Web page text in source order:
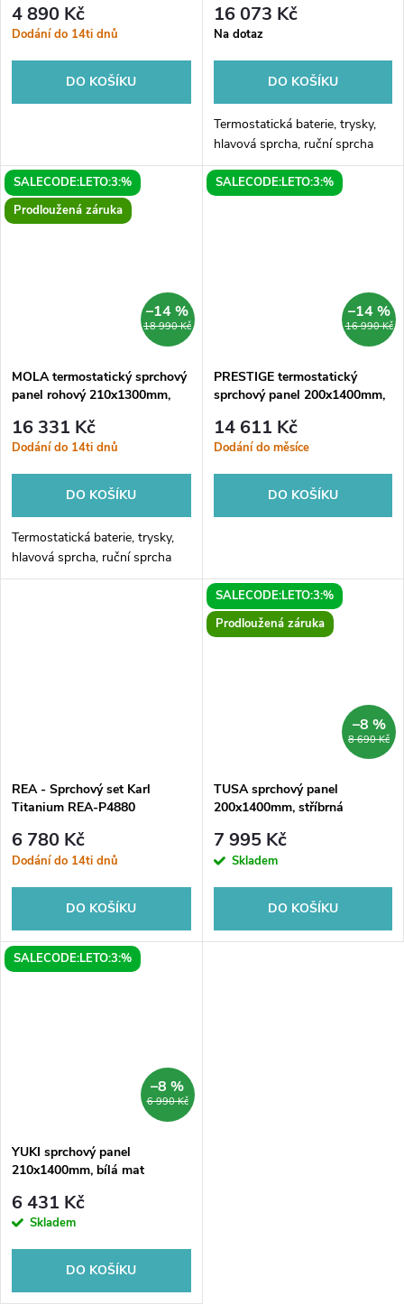
4 890 Kč
Dodání do 14ti dnů
DO KOŠÍKU
16 073 Kč
Na dotaz
DO KOŠÍKU
Termostatická baterie, trysky,
hlavová sprcha, ruční sprcha
SALECODE:LETO:3:%
Prodloužená záruka
18 990 Kč
–14 %
MOLA termostatický sprchový
panel rohový 210x1300mm,
16 331 Kč
Dodání do 14ti dnů
DO KOŠÍKU
Termostatická baterie, trysky,
hlavová sprcha, ruční sprcha
SALECODE:LETO:3:%
16 990 Kč
–14 %
PRESTIGE termostatický
sprchový panel 200x1400mm,
14 611 Kč
Dodání do měsíce
DO KOŠÍKU
REA - Sprchový set Karl
Titanium REA-P4880
6 780 Kč
Dodání do 14ti dnů
DO KOŠÍKU
SALECODE:LETO:3:%
Prodloužená záruka
8 690 Kč
–8 %
TUSA sprchový panel
200x1400mm, stříbrná
7 995 Kč
Skladem
DO KOŠÍKU
SALECODE:LETO:3:%
6 990 Kč
–8 %
YUKI sprchový panel
210x1400mm, bílá mat
6 431 Kč
Skladem
DO KOŠÍKU